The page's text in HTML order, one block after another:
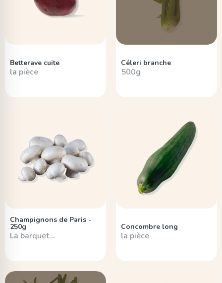
Betterave cuite
la pièce
Céleri branche
500g
Champignons de Paris -
250g
La barquet…
Concombre long
la pièce